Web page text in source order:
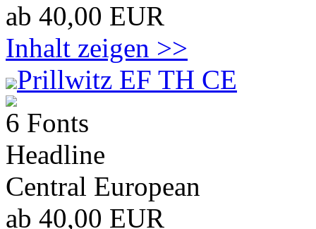
ab 40,00 EUR
Inhalt zeigen >>
Prillwitz EF TH CE
6 Fonts
Headline
Central European
ab 40,00 EUR